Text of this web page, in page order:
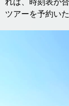
れば、時刻表が
ツアーを予約いた